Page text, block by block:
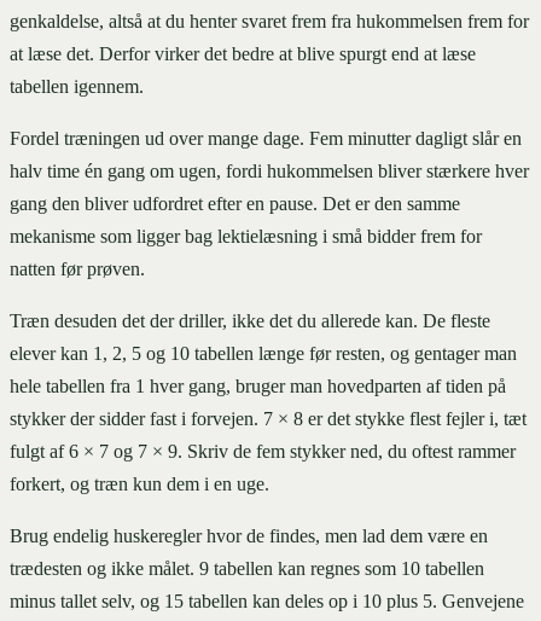
genkaldelse, altså at du henter svaret frem fra hukommelsen frem for
at læse det. Derfor virker det bedre at blive spurgt end at læse
tabellen igennem.
Fordel træningen ud over mange dage. Fem minutter dagligt slår en
halv time én gang om ugen, fordi hukommelsen bliver stærkere hver
gang den bliver udfordret efter en pause. Det er den samme
mekanisme som ligger bag lektielæsning i små bidder frem for
natten før prøven.
Træn desuden det der driller, ikke det du allerede kan. De fleste
elever kan 1, 2, 5 og 10 tabellen længe før resten, og gentager man
hele tabellen fra 1 hver gang, bruger man hovedparten af tiden på
stykker der sidder fast i forvejen. 7 × 8 er det stykke flest fejler i, tæt
fulgt af 6 × 7 og 7 × 9. Skriv de fem stykker ned, du oftest rammer
forkert, og træn kun dem i en uge.
Brug endelig huskeregler hvor de findes, men lad dem være en
trædesten og ikke målet. 9 tabellen kan regnes som 10 tabellen
minus tallet selv, og 15 tabellen kan deles op i 10 plus 5. Genvejene